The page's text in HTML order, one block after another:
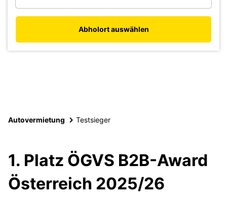
Abholort auswählen
Autovermietung Testsieger
1. Platz ÖGVS B2B-Award
Österreich 2025/26